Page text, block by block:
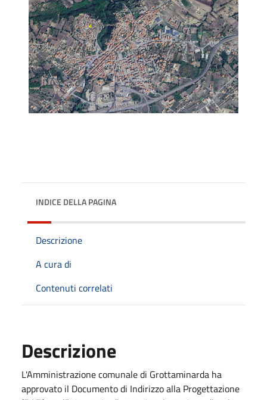
INDICE DELLA PAGINA
Descrizione
A cura di
Contenuti correlati
Descrizione
L'Amministrazione comunale di Grottaminarda ha
approvato il Documento di Indirizzo alla Progettazione